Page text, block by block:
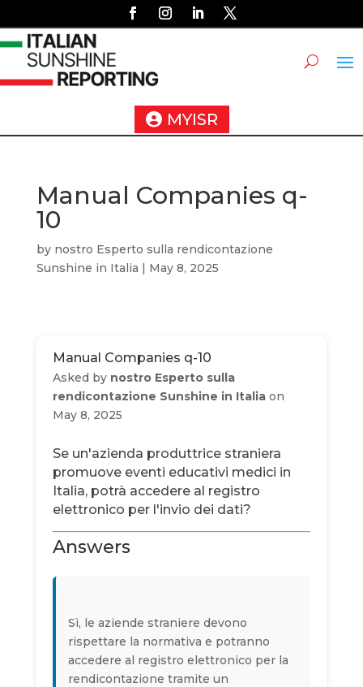
MYISR
Manual Companies q-
10
by nostro Esperto sulla rendicontazione
Sunshine in Italia | May 8, 2025
Manual Companies q-10
Asked by nostro Esperto sulla
rendicontazione Sunshine in Italiaon
May 8, 2025
Se un'azienda produttrice straniera
promuove eventi educativi medici in
Italia, potrà accedere al registro
elettronico per l'invio dei dati?
Answers
Sì, le aziende straniere devono
rispettare la normativa e potranno
accedere al registro elettronico per la
rendicontazione tramite un